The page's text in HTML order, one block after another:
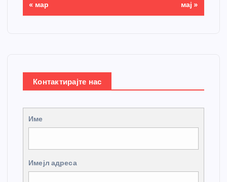
« мар мај »
Контактирајте нас
Име
Имејл адреса